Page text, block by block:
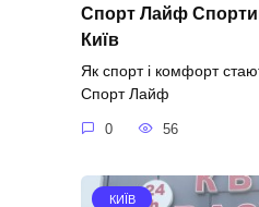
Спорт Лайф
Київ
Як спорт і комфорт
Спорт Лайф
0 56
КИЇВ